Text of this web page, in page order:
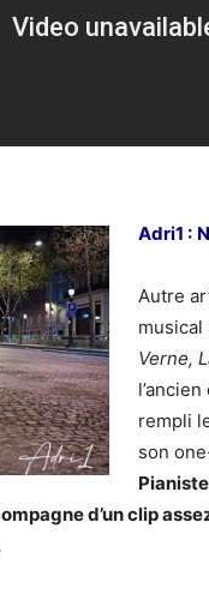
Adri1 :
Autre
musical
Verne,
rempli
son
d’un clip